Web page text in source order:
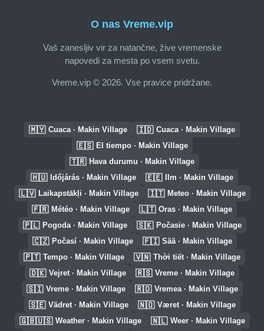
O nas Vreme.vip
Vaš zanesljiv vir za natančne, žive vremenske
napovedi za mesta po vsem svetu.
Vreme.vip © 2026. Vse pravice pridržane.
🇲🇾 Cuaca · Makin Village 🇮🇩 Cuaca · Makin Village
🇪🇸 El tiempo · Makin Village
🇹🇷 Hava durumu · Makin Village
🇭🇺 Időjárás · Makin Village 🇪🇪 Ilm · Makin Village
🇱🇻 Laikapstākļi · Makin Village 🇮🇹 Meteo · Makin Village
🇫🇷 Météo · Makin Village 🇱🇹 Oras · Makin Village
🇵🇱 Pogoda · Makin Village 🇸🇰 Počasie · Makin Village
🇨🇿 Počasí · Makin Village 🇫🇮 Sää · Makin Village
🇵🇹 Tempo · Makin Village 🇻🇳 Thời tiết · Makin Village
🇩🇰 Vejret · Makin Village 🇷🇸 Vreme · Makin Village
🇸🇮 Vreme · Makin Village 🇷🇴 Vremea · Makin Village
🇸🇪 Vädret · Makin Village 🇳🇴 Været · Makin Village
🇬🇧🇺🇸 Weather · Makin Village 🇳🇱 Weer · Makin Village